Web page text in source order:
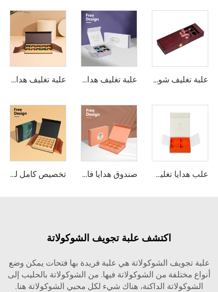
علبة تغليف شوكولاتة قابلة للتخصيص مع أقسام معدّلة ومصنوعة من ورق مطلي تصميم مقاوم للصدمات لطلبات كبيرة علبة تغليف هدايا شوكولاتة فاخرة مخصصة للاحتفال بيوم الحب مع أقسام وورق تغليف علبة تغليف هدايا شوكولاتة بتصميم مغناطيسي قابل للتخصيص مع غطاء بالجملة
علب هدايا تغليف شوكولاتة وشاي مميزة بالجملة مع أقسام مخصصة مقسمة صندوق هدايا فارغ من الورق الفاخر برائحة التوت للحلوى والشوكولاتة الخاصة بيوم الميلاد مع تغليف قابل للتخصيص كالปฏأدر تخصيص كامل لتغليف الحفلات وصناديق الهدايا القابلة للحمل المطبوعة بالكمامات للشوكولاتة
اكتشف علبة تجويف الشوكولاتة
الشوكولاتة هي علبة فريدة بها فتحات يمكن وضع
من الشوكولاتة فيها. من الشوكولاتة بالحليب إلى
الداكنة، هناك شيء لكل محبي الشوكولاتة هنا.